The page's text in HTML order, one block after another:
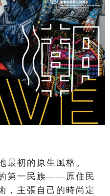
最初的原生風格。
第一民族——原住民
主張自己的時尚定